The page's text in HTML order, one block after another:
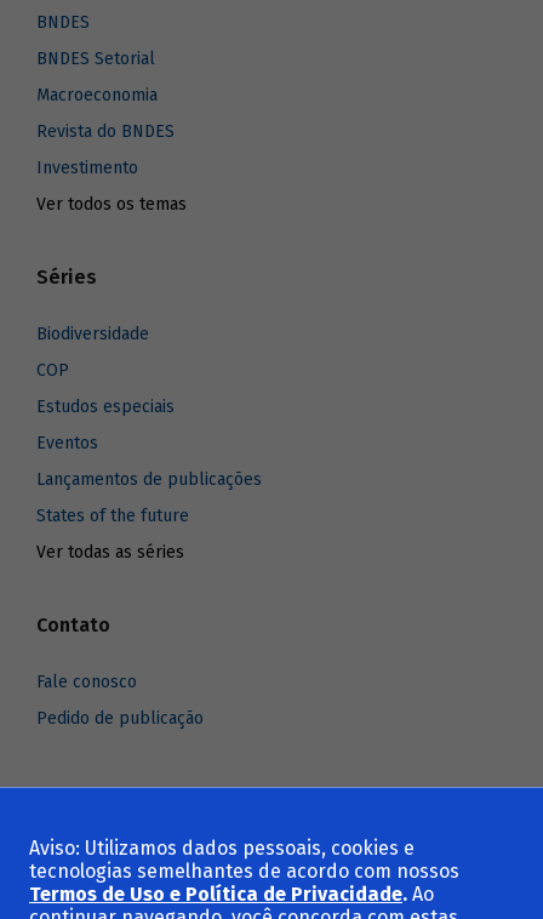
BNDES
BNDES Setorial
Macroeconomia
Revista do BNDES
Investimento
Ver todos os temas
Séries
Biodiversidade
COP
Estudos especiais
Eventos
Lançamentos de publicações
States of the future
Ver todas as séries
Contato
Fale conosco
Pedido de publicação
Voltar ao topo
Aviso: Utilizamos dados pessoais, cookies e
tecnologias semelhantes de acordo com nossos
Termos de Uso e Política de Privacidade. Ao